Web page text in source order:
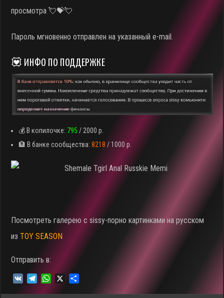
просмотра 💘💝💘
Пароль мгновенно отправлен на указанный e-mail.
💟 ИНФО ПО ПОДДЕРЖКЕ
💰 В копилочке: 795/ 2000 р.
🏦 В банке сообщества:8218/ 1000 р.
Посмотреть галерею c sissy-порно картинками на русском
изTOY SEASON
Отправить в:
W